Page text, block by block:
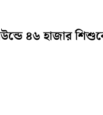
৪৬ হাজার